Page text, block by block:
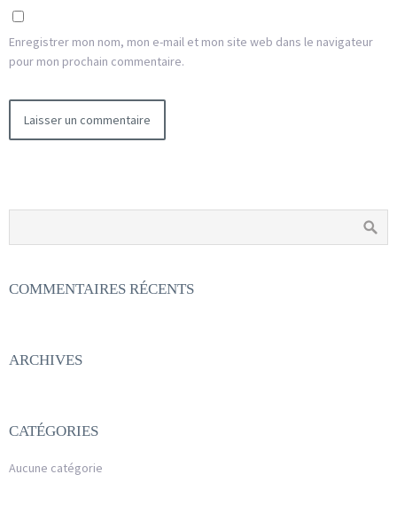
Enregistrer mon nom, mon e-mail et mon site web dans le navigateur
pour mon prochain commentaire.
COMMENTAIRES RÉCENTS
ARCHIVES
CATÉGORIES
Aucune catégorie